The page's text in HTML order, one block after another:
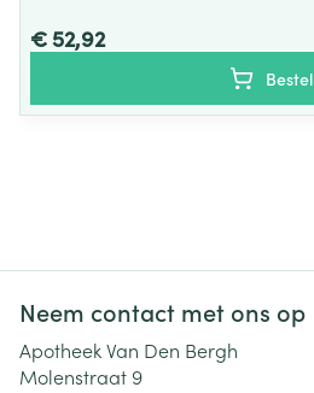
€ 52,92
Bestel
Neem contact met ons op
Apotheek Van Den Bergh
Molenstraat 9